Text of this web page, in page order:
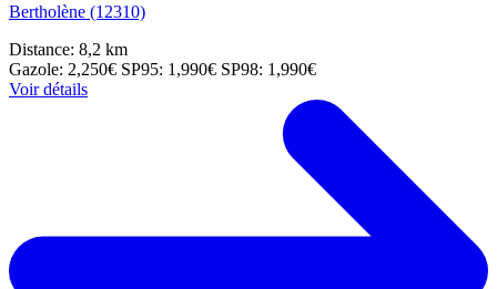
Bertholène (12310)
Distance: 8,2 km
Gazole: 2,250€ SP95: 1,990€ SP98: 1,990€
Voir détails